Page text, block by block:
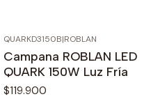
QUARKD3150B|ROBLAN
Campana ROBLAN LED
QUARK 150W Luz Fría
$119.900